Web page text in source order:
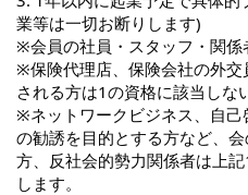
業等は一切お断りします)
※会員の社員・スタッフ・関係
※保険代理店、保険会社の外交
される方は1の資格に該当しな
※ネットワークビジネス、自
の勧誘を目的とする方など、
方、反社会的勢力関係者は上
します。